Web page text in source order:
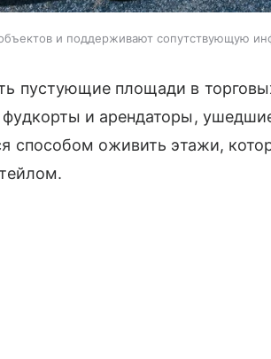
и поддерживают сопутствующую
пустующие площади в
и арендаторы,
способом оживить этажи,